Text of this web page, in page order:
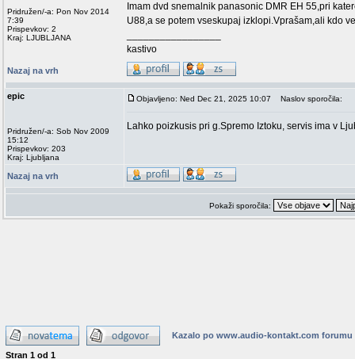
Pridružen/-a: Pon Nov 2014
7:39
Prispevkov: 2
Kraj: LJUBLJANA
Imam dvd snemalnik panasonic DMR EH 55,pri
U88,a se potem vseskupaj izklopi.Vprašam,ali kdo
kastivo
Nazaj na vrh
epic
Pridružen/-a: Sob Nov 2009
15:12
Prispevkov: 203
Kraj: Ljubljana
Objavljeno: Ned Dec 21, 2025 10:07 Naslov sporočila:
Lahko poizkusis pri g.Spremo Iztoku, servis ima v
Nazaj na vrh
Pokaži sporočila:
Kazalo po www.audio-kontakt.com forumu
Stran 1 od 1